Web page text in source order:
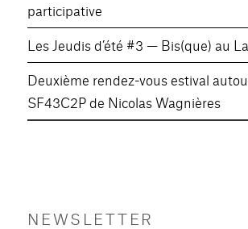
participative
Les Jeudis d’été #3 — Bis(que) au
Deuxième rendez-vous estival
SF43C2P de Nicolas Wagnières
NEWSLETTER